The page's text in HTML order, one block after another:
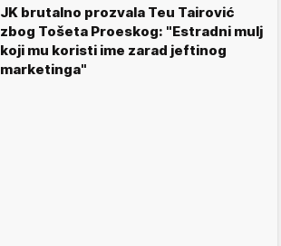
JK brutalno prozvala Teu Tairović
zbog Tošeta Proeskog: "Estradni mulj
koji mu koristi ime zarad jeftinog
marketinga"